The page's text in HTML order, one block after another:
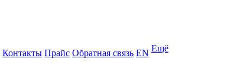
Контакты Прайс Обратная связь EN Ещё